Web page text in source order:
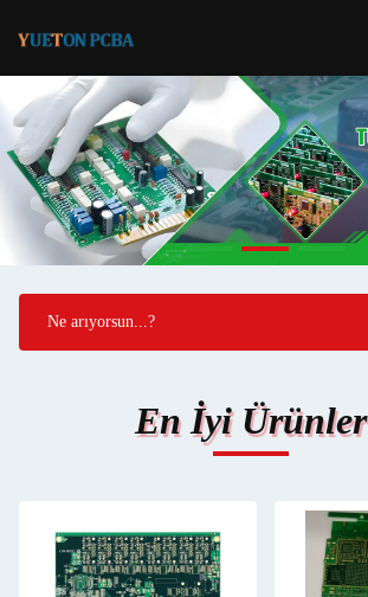
En İyi Ürünler